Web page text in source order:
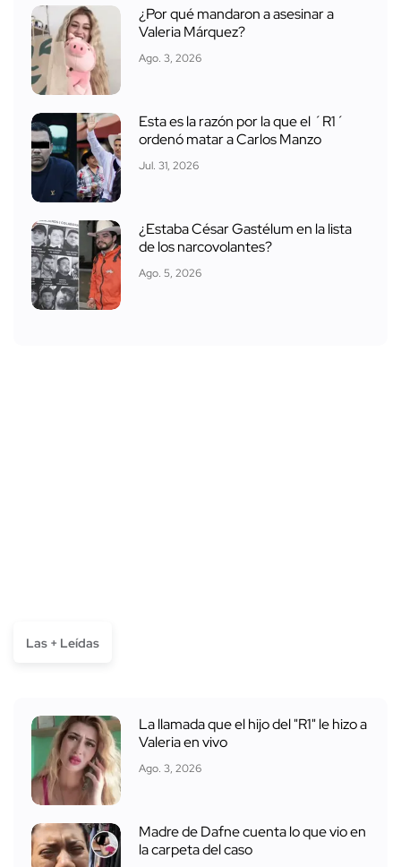
¿Por qué mandaron a asesinar a
Valeria Márquez?
Ago. 3, 2026
Esta es la razón por la que el ´R1´
ordenó matar a Carlos Manzo
Jul. 31, 2026
¿Estaba César Gastélum en la lista
de los narcovolantes?
Ago. 5, 2026
Las + Leídas
La llamada que el hijo del "R1" le hizo a
Valeria en vivo
Ago. 3, 2026
Madre de Dafne cuenta lo que vio en
la carpeta del caso